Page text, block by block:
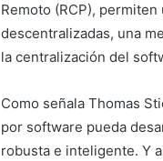
Remoto (RCP),
descentralizadas, una
la centralización del
Como señala Thomas
por software pueda
robusta e inteligente. Y